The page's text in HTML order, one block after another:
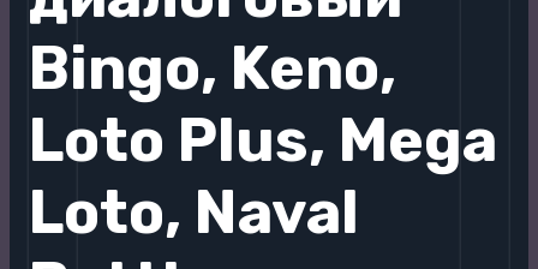
Bingo, Keno,
Loto Plus, Mega
Loto, Naval